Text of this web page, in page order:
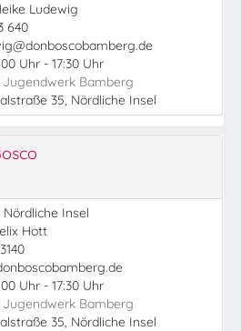
Ludewig
640
Uhr - 17:30 Uhr
Jugendwerk Bamberg
35, Nördliche Insel
Nördliche Insel
Hott
Uhr - 17:30 Uhr
Jugendwerk Bamberg
35, Nördliche Insel